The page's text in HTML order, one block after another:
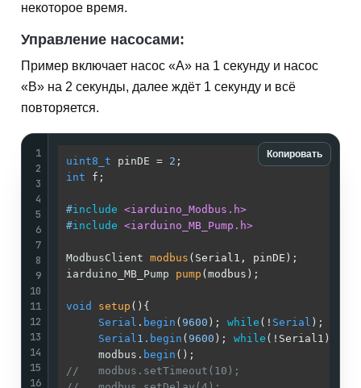
некоторое время.
Управление насосами:
Пример включает насос «A» на 1 секунду и насос
«B» на 2 секунды, далее ждёт 1 секунду и всё
повторяется.
Копировать
1
2
3
4
5
6
7
8
9
10
11
12
13
14
15
16
uint8_t pinDE = 2 ;
int f;
#include <iarduino_Modbus.h>
#include <iarduino_MB_Pump.h>
ModbusClient modbus (Serial1, pinDE) ;
iarduino_MB_Pump pump (modbus) ;
void
setup () {
Serial . begin ( 9600 ); while (! Serial );
Serial1. begin ( 9600 ); while (!Serial1);
     modbus.
begin ();
//   modbus.setTimeout(10);                 //